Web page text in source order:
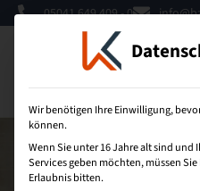
05041 649 409 - 0
Wir benötigen Ihre Einwilligung,
können.
Wenn Sie unter 16 Jahre alt sind
Services geben möchten, müssen
Erlaubnis bitten.